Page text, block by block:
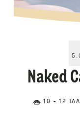
Naked
10 - 12